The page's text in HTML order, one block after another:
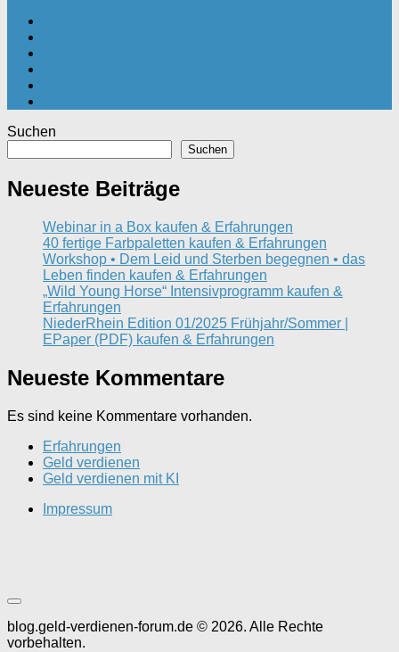
Suchen
Suchen
Neueste Beiträge
Webinar in a Box kaufen & Erfahrungen
40 fertige Farbpaletten kaufen & Erfahrungen
Workshop • Dem Leid und Sterben begegnen • das
Leben finden kaufen & Erfahrungen
„Wild Young Horse“ Intensivprogramm kaufen &
Erfahrungen
NiederRhein Edition 01/2025 Frühjahr/Sommer |
EPaper (PDF) kaufen & Erfahrungen
Neueste Kommentare
Es sind keine Kommentare vorhanden.
Erfahrungen
Geld verdienen
Geld verdienen mit KI
Impressum
blog.geld-verdienen-forum.de © 2026. Alle Rechte
vorbehalten.